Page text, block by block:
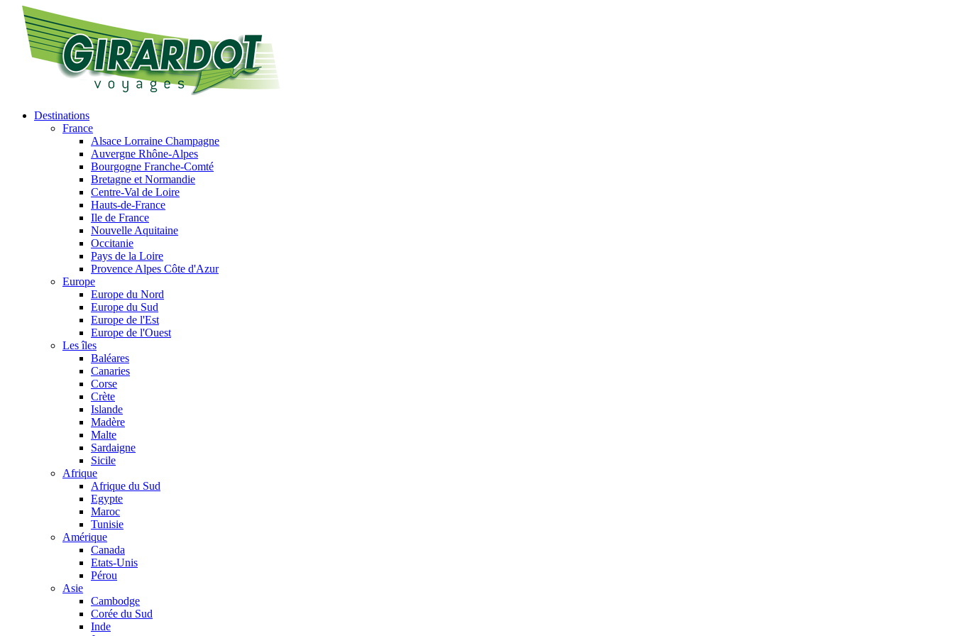
Destinations
France
Alsace Lorraine Champagne
Auvergne Rhône-Alpes
Bourgogne Franche-Comté
Bretagne et Normandie
Centre-Val de Loire
Hauts-de-France
Ile de France
Nouvelle Aquitaine
Occitanie
Pays de la Loire
Provence Alpes Côte d'Azur
Europe
Europe du Nord
Europe du Sud
Europe de l'Est
Europe de l'Ouest
Les îles
Baléares
Canaries
Corse
Crète
Islande
Madère
Malte
Sardaigne
Sicile
Afrique
Afrique du Sud
Egypte
Maroc
Tunisie
Amérique
Canada
Etats-Unis
Pérou
Asie
Cambodge
Corée du Sud
Inde